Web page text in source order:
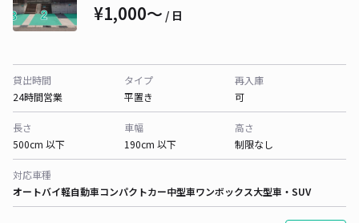
¥1,000〜 / 日
貸出時間
24時間営業
タイプ
平置き
再入庫
可
長さ
500cm 以下
車幅
190cm 以下
高さ
制限なし
対応車種
オートバイ軽自動車コンパクトカー中型車ワンボックス大型車・SUV